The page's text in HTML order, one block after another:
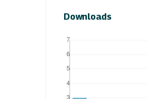
Downloads